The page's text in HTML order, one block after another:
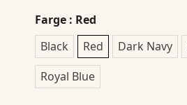
Farge : Red
Black
Red Dark Navy
Royal Blue